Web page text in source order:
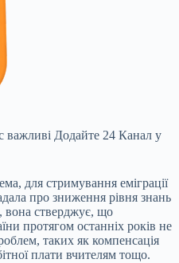
важливі Додайте 24 Канал у
для стримування еміграції
про зниження рівня знань
вона стверджує, що
протягом останніх років не
таких як компенсація
плати вчителям тощо.